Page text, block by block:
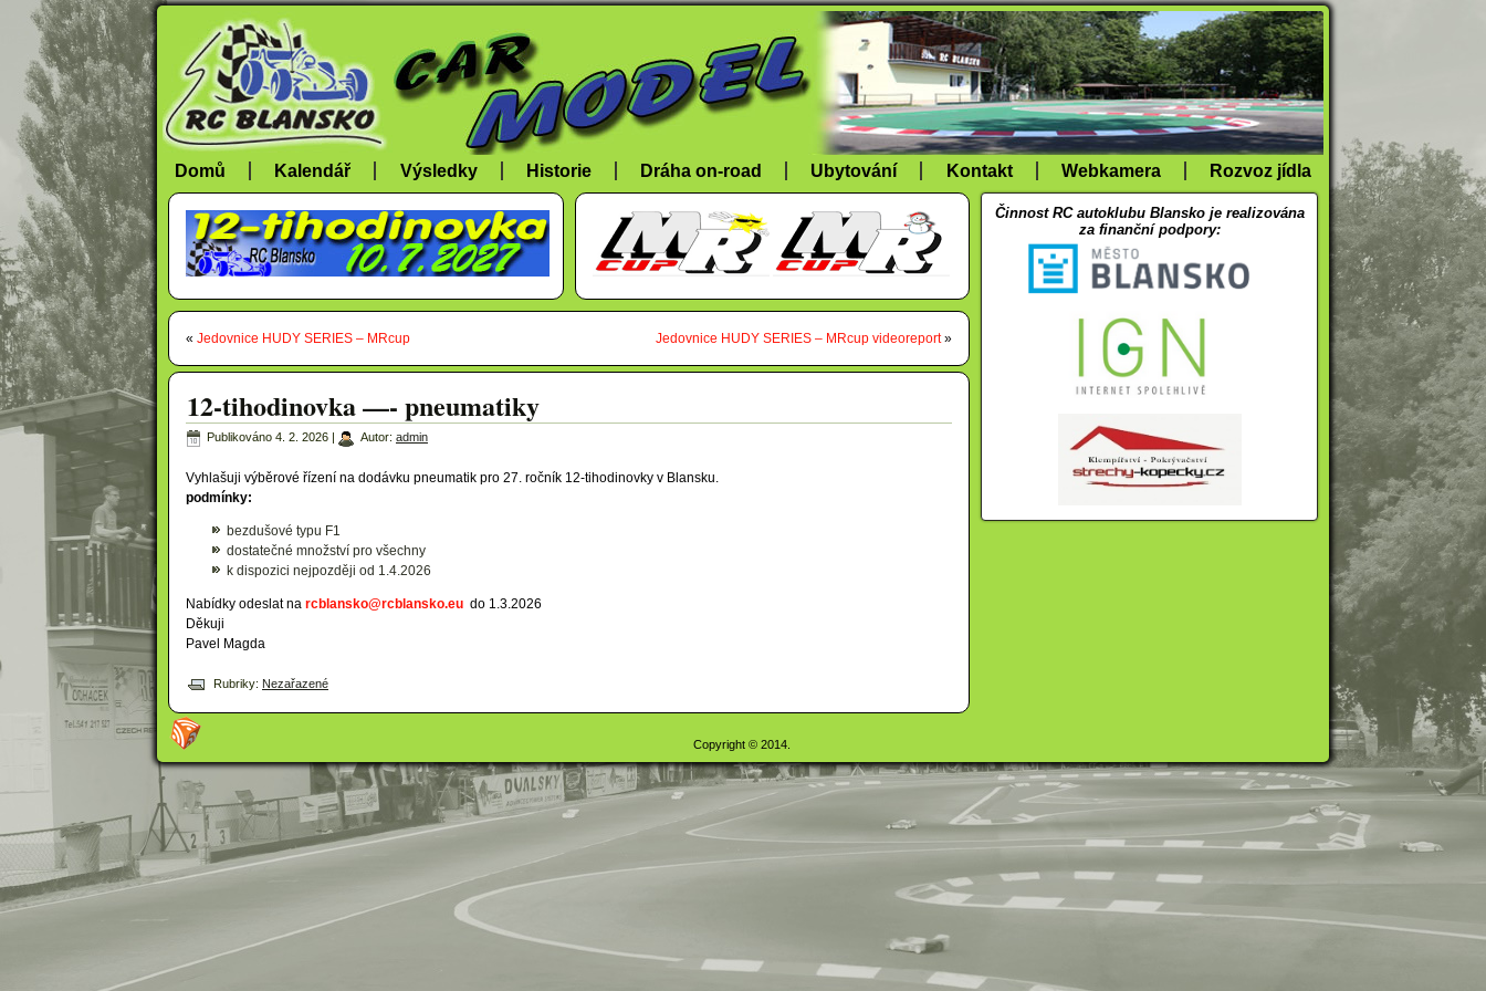
Domů Kalendář Výsledky Historie Dráha on-road Ubytování Kontakt Webkamera Rozvoz jídla
« Jedovnice HUDY SERIES – MRcup Jedovnice HUDY SERIES – MRcup videoreport»
12-tihodinovka —- pneumatiky
Publikováno 4. 2. 2026 Autor: admin
Vyhlašuji výběrové řízení na dodávku pneumatik pro 27. ročník 12-tihodinovky v Blansku.
podmínky:
bezdušové typu F1
dostatečné množství pro všechny
k dispozici nejpozději od 1.4.2026
Nabídky odeslat na rcblansko@rcblansko.eu do 1.3.2026
Děkuji
Pavel Magda
Rubriky: Nezařazené
Činnost RC autoklubu Blansko je realizována
za finanční podpory:
Copyright © 2014.